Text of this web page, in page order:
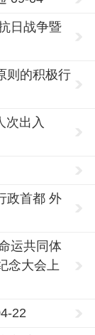
日战争暨
则的积极行
次出入
政首都 外
运共同体
念大会上
22